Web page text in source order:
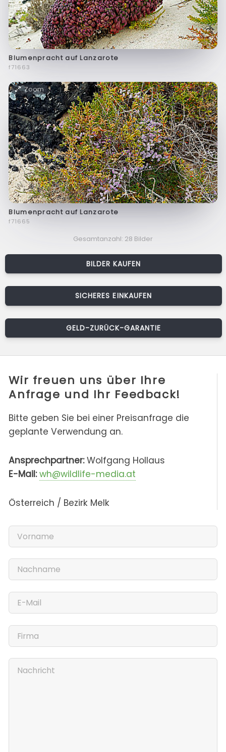
Blumenpracht auf Lanzarote
f71663
Zoom
Blumenpracht auf Lanzarote
f71665
Gesamtanzahl: 28 Bilder
BILDER KAUFEN
SICHERES EINKAUFEN
GELD-ZURÜCK-GARANTIE
Wir freuen uns über Ihre
Anfrage und Ihr Feedback!
Bitte geben Sie bei einer Preisanfrage die
geplante Verwendung an.
Ansprechpartner:Wolfgang Hollaus
E-Mail: wh@wildlife-media.at
Österreich / Bezirk Melk